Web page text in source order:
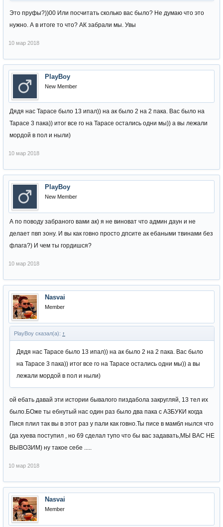
Это пруфы?))00 Или посчитать сколько вас было? Не думаю что это
нужно. А в итоге то что? АК забрали мы. Увы
10 мар 2018
PlayBoy
New Member
Дядя нас Тарасе было 13 ипал)) на ак было 2 на 2 пака. Вас было на
Тарасе 3 пака)) итог все го на Тарасе остались одни мы)) а вы лежали
мордой в пол и ныли)
10 мар 2018
PlayBoy
New Member
А по поводу забраного вами ак) я не виноват что админ даун и не
делает пвп зону. И вы как говно просто дпсите ак ебаными твинами без
флага?) И чем ты гордишся?
10 мар 2018
Nasvai
Member
PlayBoy сказал(а): ↑
Дядя нас Тарасе было 13 ипал)) на ак было 2 на 2 пака. Вас было
на Тарасе 3 пака)) итог все го на Тарасе остались одни мы)) а вы
лежали мордой в пол и ныли)
ой ебать давай эти истории бывалого пиздабола закругляй, 13 тел их
было.БОже ты ебнутый нас один раз было два пака с АЗБУКИ когда
Пися плил так вы в этот раз у пали как говно.Ты писе в мамбл нылся что
(да хуева поступил , но 69 сделал тупо что бы вас задавать,МЫ ВАС НЕ
ВЫВОЗИМ) ну такое себе .....
10 мар 2018
Nasvai
Member